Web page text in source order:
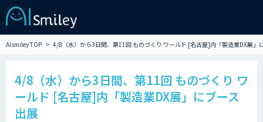
AIsmiley TOP 4/8（水）から3日間、第11回 ものづくり ワールド [名古屋]内「製造業DX展」
4/8（水）から3日間、第11回 ものづくり ワ
ールド [名古屋]内「製造業DX展」にブース
出展